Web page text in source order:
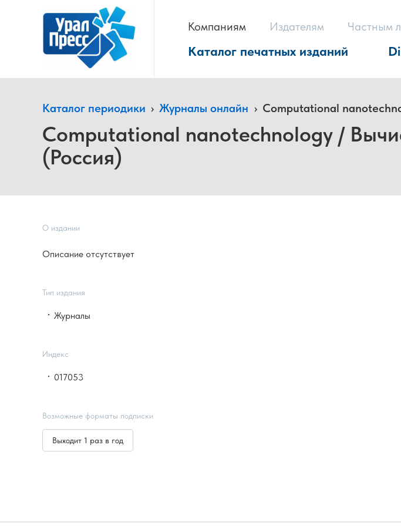
Компаниям Издателям Частным
Каталог печатных изданий
Каталог периодики › Журналы онлайн › Computational
Computational nanotechnology /
(Россия)
О издании
Описание отсутствует
Тип издания
Журналы
Индекс
017053
Возможные форматы подписки
Выходит 1 раз в год